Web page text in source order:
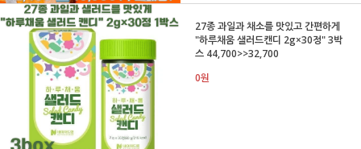
27종 과일과 채소를 맛있고 간편하게
"하루채움 샐러드캔디 2g×30정" 3박
스 44,700>>32,700
0원